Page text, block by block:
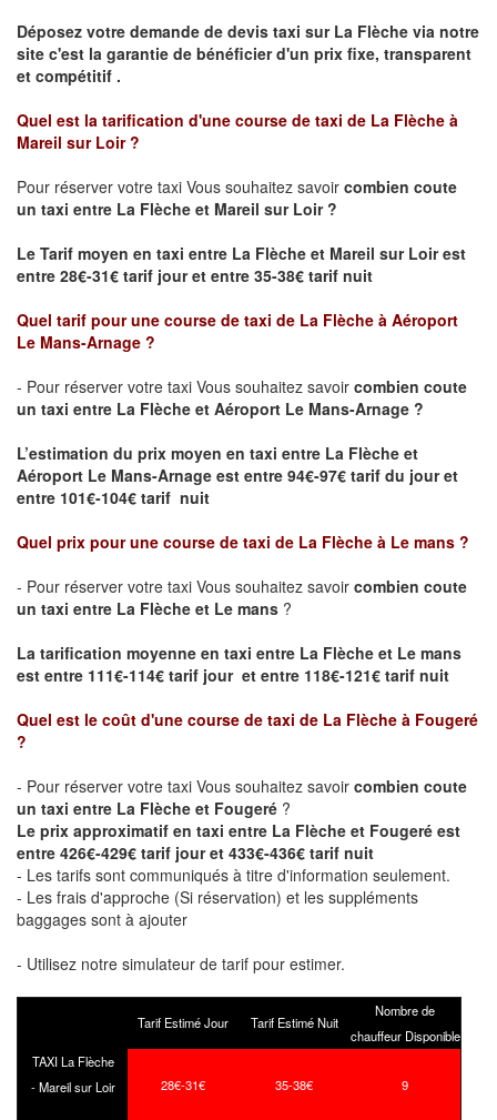
Déposez votre demande de devis taxi sur La Flèche via notre
site c'est la garantie de bénéficier d'un prix fixe, transparent
et compétitif .
Quel est la tarification d'une course de taxi de La Flèche à
Mareil sur Loir ?
Pour réserver votre taxi Vous souhaitez savoir combien coute
un taxi entre La Flèche et Mareil sur Loir ?
Le Tarif moyen en taxi entre La Flèche et Mareil sur Loir est
entre 28€-31€ tarif jour et entre 35-38€ tarif nuit
Quel tarif pour une course de taxi de La Flèche à Aéroport
Le Mans-Arnage ?
- Pour réserver votre taxi Vous souhaitez savoir combien coute
un taxi entre La Flèche et Aéroport Le Mans-Arnage ?
L’estimation du prix moyen en taxi entre La Flèche et
Aéroport Le Mans-Arnage est entre 94€-97€ tarif du jour et
entre 101€-104€ tarif nuit
Quel prix pour une course de taxi de La Flèche à Le mans ?
- Pour réserver votre taxi Vous souhaitez savoir combien coute
un taxi entre La Flèche et Le mans ?
La tarification moyenne en taxi entre La Flèche et Le mans
est entre 111€-114€ tarif jour et entre 118€-121€ tarif nuit
Quel est le coût d'une course de taxi de La Flèche à Fougeré
?
- Pour réserver votre taxi Vous souhaitez savoir combien coute
un taxi entre La Flèche et Fougeré ?
Le prix approximatif en taxi entre La Flèche et Fougeré est
entre 426€-429€ tarif jour et 433€-436€ tarif nuit
- Les tarifs sont communiqués à titre d'information seulement.
- Les frais d'approche (Si réservation) et les suppléments
baggages sont à ajouter
- Utilisez notre simulateur de tarif pour estimer.
Tarif Estimé Jour Tarif Estimé Nuit
Nombre de
chauffeur Disponible
TAXI La Flèche
- Mareil sur Loir
28€-31€ 35-38€ 9